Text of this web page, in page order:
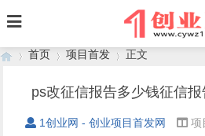
首页
›
项目首发
›
正文
ps改征信报告多少钱征信
1创业网 - 创业项目首发网 项